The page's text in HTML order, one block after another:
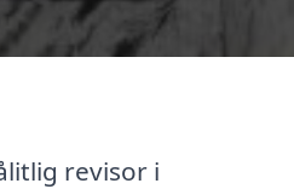
revisor i